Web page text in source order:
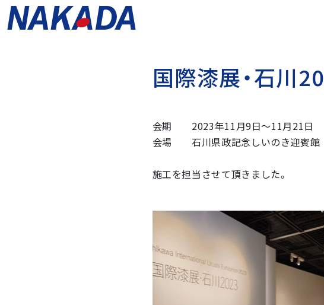
国際漆展・石川20
会期 2023年11月9日〜11月21日
会場 石川県政記念しいのき迎賓館
施工を担当させて頂きました。